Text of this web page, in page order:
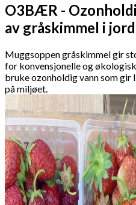
O3BÆR -
av gråskimmel i
Muggsoppen gråskimmel gir
for konvensjonelle og
bruke ozonholdig vann som
på miljøet.